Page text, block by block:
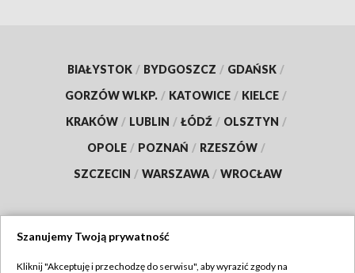
BIAŁYSTOK / BYDGOSZCZ / GDAŃSK /
GORZÓW WLKP. / KATOWICE / KIELCE /
KRAKÓW / LUBLIN / ŁÓDŹ / OLSZTYN /
OPOLE / POZNAŃ / RZESZÓW /
SZCZECIN / WARSZAWA / WROCŁAW
Szanujemy Twoją prywatność
Kliknij "Akceptuję i przechodzę do serwisu", aby wyrazić zgody na